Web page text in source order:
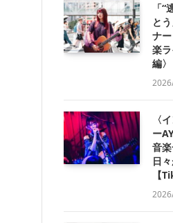
「
と
ナ
楽
編〉
〈
ー
音
日
【